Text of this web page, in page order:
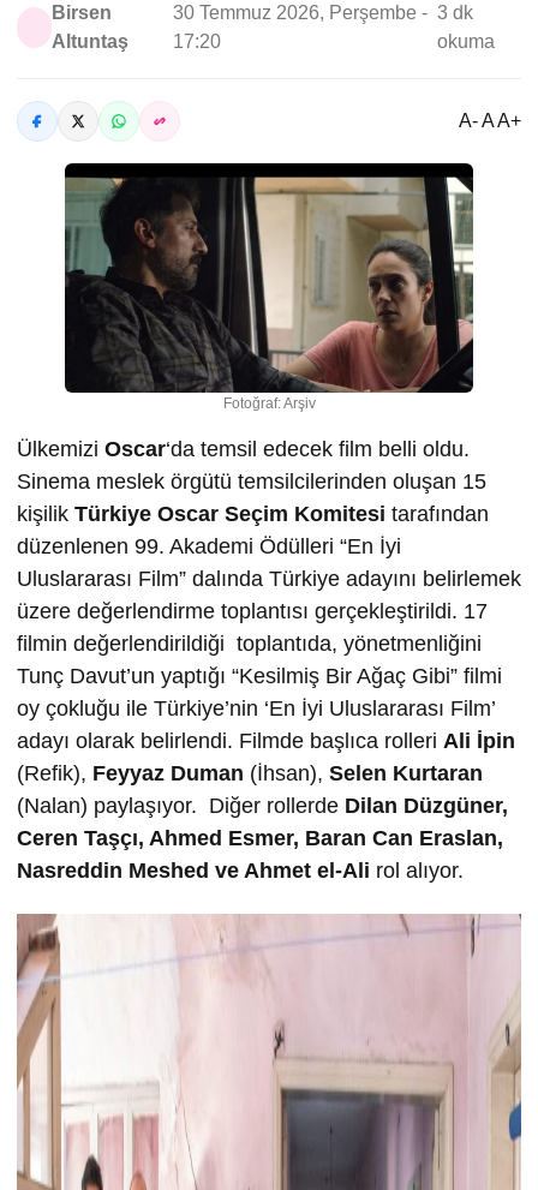
Birsen
Altuntaş
30 Temmuz 2026, Perşembe -
17:20
3 dk
okuma
A- A A+
Fotoğraf: Arşiv
Ülkemizi Oscar‘da temsil edecek film belli oldu.
Sinema meslek örgütü temsilcilerinden oluşan 15
kişilik Türkiye Oscar Seçim Komitesi tarafından
düzenlenen 99. Akademi Ödülleri “En İyi
Uluslararası Film” dalında Türkiye adayını belirlemek
üzere değerlendirme toplantısı gerçekleştirildi. 17
filmin değerlendirildiği toplantıda, yönetmenliğini
Tunç Davut’un yaptığı “Kesilmiş Bir Ağaç Gibi” filmi
oy çokluğu ile Türkiye’nin ‘En İyi Uluslararası Film’
adayı olarak belirlendi. Filmde başlıca rolleri Ali İpin
(Refik), Feyyaz Duman (İhsan), Selen Kurtaran
(Nalan) paylaşıyor. Diğer rollerde Dilan Düzgüner,
Ceren Taşçı, Ahmed Esmer, Baran Can Eraslan,
Nasreddin Meshed ve Ahmet el-Ali rol alıyor.